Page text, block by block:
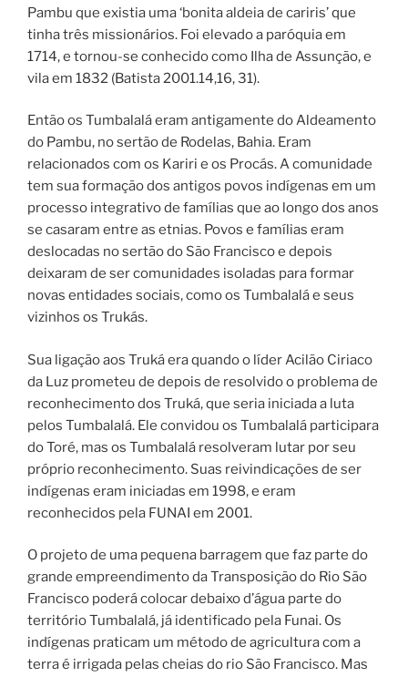
Pambu que existia uma ‘bonita aldeia de cariris’ que
tinha três missionários. Foi elevado a paróquia em
1714, e tornou-se conhecido como Ilha de Assunção, e
vila em 1832 (Batista 2001.14,16, 31).
Então os Tumbalalá eram antigamente do Aldeamento
do Pambu, no sertão de Rodelas, Bahia. Eram
relacionados com os Kariri e os Procás. A comunidade
tem sua formação dos antigos povos indígenas em um
processo integrativo de famílias que ao longo dos anos
se casaram entre as etnias. Povos e famílias eram
deslocadas no sertão do São Francisco e depois
deixaram de ser comunidades isoladas para formar
novas entidades sociais, como os Tumbalalá e seus
vizinhos os Trukás.
Sua ligação aos Truká era quando o líder Acilão Ciriaco
da Luz prometeu de depois de resolvido o problema de
reconhecimento dos Truká, que seria iniciada a luta
pelos Tumbalalá. Ele convidou os Tumbalalá participara
do Toré, mas os Tumbalalá resolveram lutar por seu
próprio reconhecimento. Suas reivindicações de ser
indígenas eram iniciadas em 1998, e eram
reconhecidos pela FUNAI em 2001.
O projeto de uma pequena barragem que faz parte do
grande empreendimento da Transposição do Rio São
Francisco poderá colocar debaixo d’água parte do
território Tumbalalá, já identificado pela Funai. Os
indígenas praticam um método de agricultura com a
terra é irrigada pelas cheias do rio São Francisco. Mas